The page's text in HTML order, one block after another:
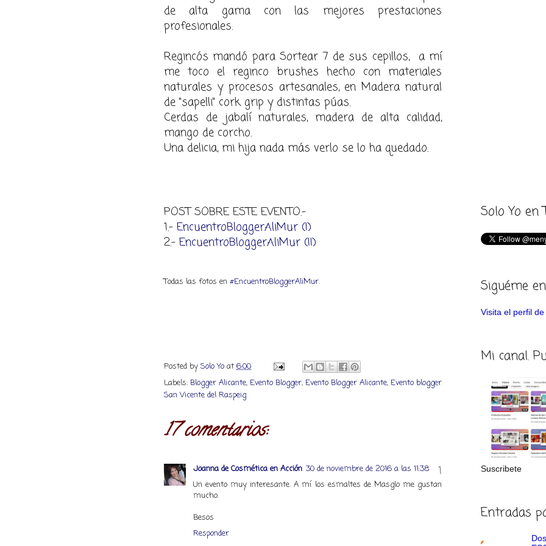
de alta gama con las mejores prestaciones
profesionales.
Regincós mandó para Sortear 7 de sus cepillos, a mí
me toco el reginco brushes hecho con materiales
naturales y procesos artesanales, en Madera natural
de "sapelli" cork grip y distintas púas.
Cerdas de jabalí naturales, madera de alta calidad,
mango de corcho.
Una delicia, mi hija nada más verlo se lo ha quedado.
POST SOBRE ESTE EVENTO.-
1.- EncuentroBloggerAliMur (I)
2.- EncuentroBloggerAliMur (II)
Todas las fotos en #EncuentroBloggerAliMur.
Posted by Solo Yo at 6:00
Labels: Blogger Alicante, Evento Blogger, Evento Blogger Alicante, Evento blogger
San Vicente del Raspeig
17 comentarios:
Joanna de Cosmética en Acción 30 de noviembre de 2016 a las 11:38
Un evento muy interesante. A mí los esmaltes de Masglo me gustan
mucho.
Besos
Responder
Solo Yo en
Siguéme
Visita el perfil
Mi canal.
Suscribete
Entradas